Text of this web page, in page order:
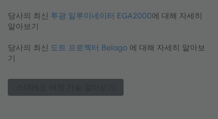
당사의 최신 투광 일루미네이터 EGA2000에 대해 자세히
알아보기
당사의 최신 도트 프로젝터 Belago 에 대해 자세히 알아보
기